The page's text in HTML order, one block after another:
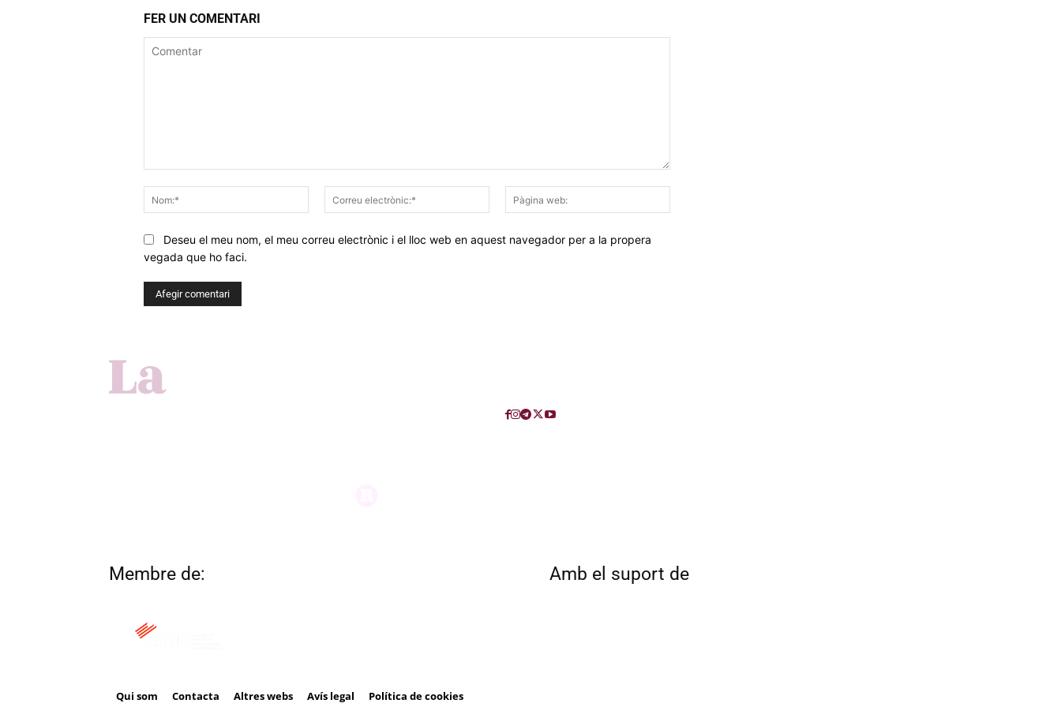
FER UN COMENTARI
Nom:*
Correu
electrònic:*
web:
Deseu el meu nom, el meu correu electrònic i el lloc web en aquest navegador per a la propera
vegada que ho faci.
Membre de:
Qui som Contacta Altres webs Avís legal Política de cookies
Amb el suport de